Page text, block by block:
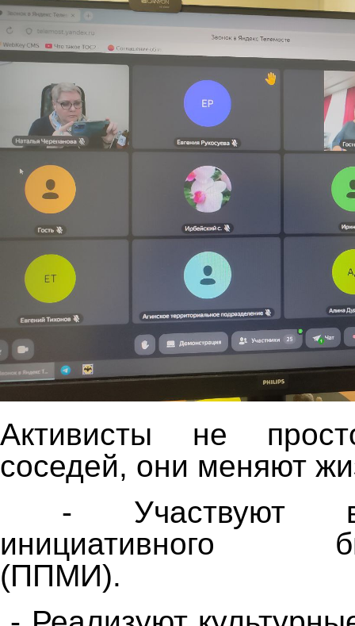
Активисты не
соседей, они меняют
- Участвуют в
инициативного
(ППМИ).